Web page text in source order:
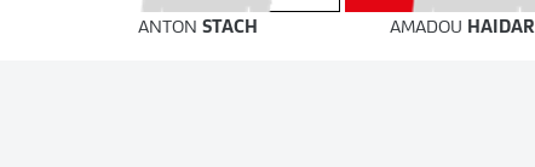
ANTONSTACH AMADOU